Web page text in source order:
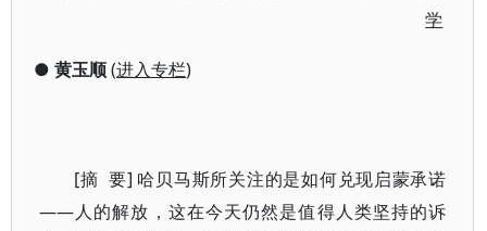
学
● 黄玉顺(进入专栏)
[摘 要] 哈贝马斯所关注的是如何兑现启蒙承诺
——人的解放，这在今天仍然是值得人类坚持的诉